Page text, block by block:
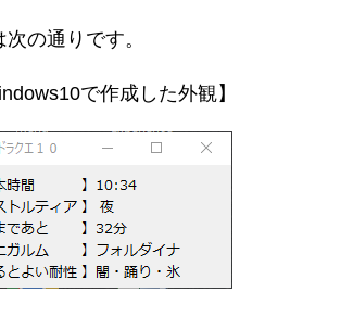
の通りです。
で作成した外観】